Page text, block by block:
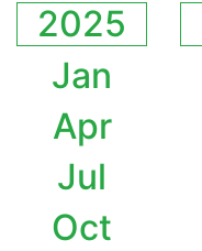
2025
Jan
Apr
Jul
Oct